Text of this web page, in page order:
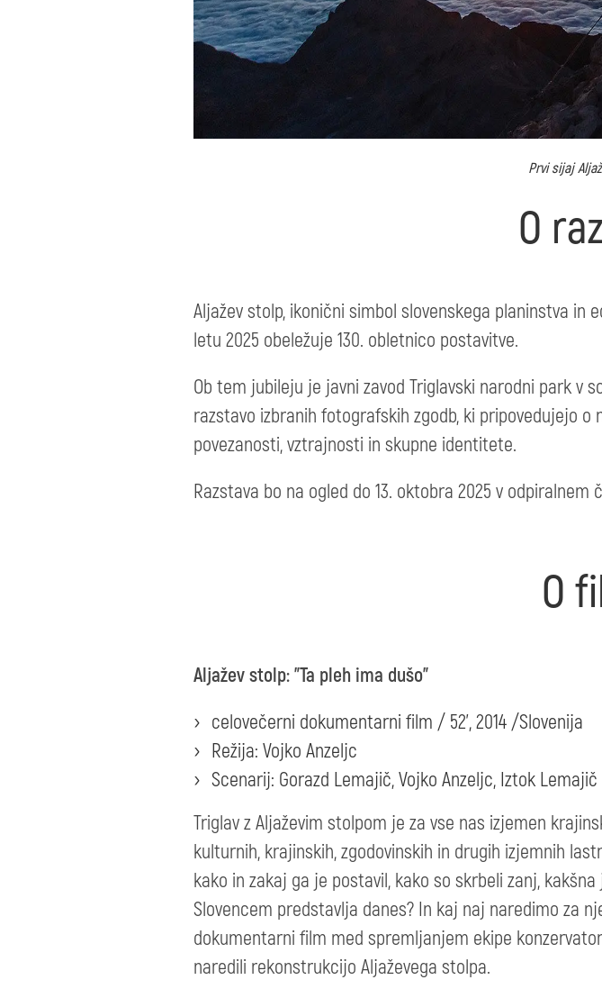
Prvi sijaj
O
Aljažev stolp, ikonični simbol slovenskega planinstva in
letu 2025 obeležuje 130. obletnico postavitve.
Ob tem jubileju je javni zavod Triglavski narodni park v
razstavo izbranih fotografskih zgodb, ki pripovedujejo
povezanosti, vztrajnosti in skupne identitete.
Razstava bo na ogled do 13. oktobra 2025 v odpiralnem
O
Aljažev stolp: "Ta pleh ima dušo"
celovečerni dokumentarni film / 52', 2014 /Slovenija
Režija: Vojko Anzeljc
Scenarij: Gorazd Lemajič, Vojko Anzeljc, Iztok Lemajič
Triglav z Aljaževim stolpom je za vse nas izjemen
kulturnih, krajinskih, zgodovinskih in drugih izjemnih
kako in zakaj ga je postavil, kako so skrbeli zanj,
Slovencem predstavlja danes? In kaj naj naredimo za
dokumentarni film med spremljanjem ekipe
naredili rekonstrukcijo Aljaževega stolpa.